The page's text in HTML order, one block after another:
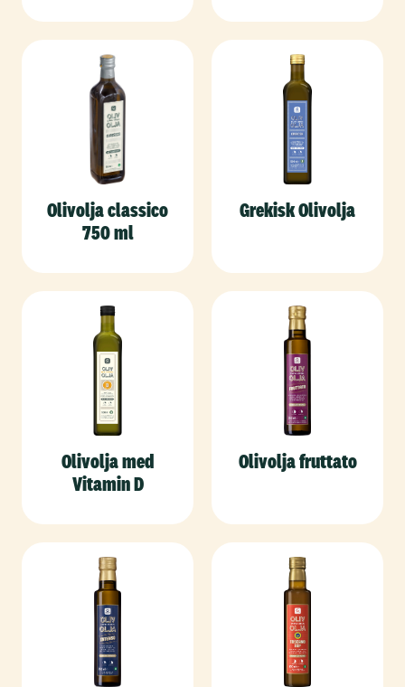
Olivolja classico
750 ml
Grekisk Olivolja
Olivolja med
Vitamin D
Olivolja fruttato